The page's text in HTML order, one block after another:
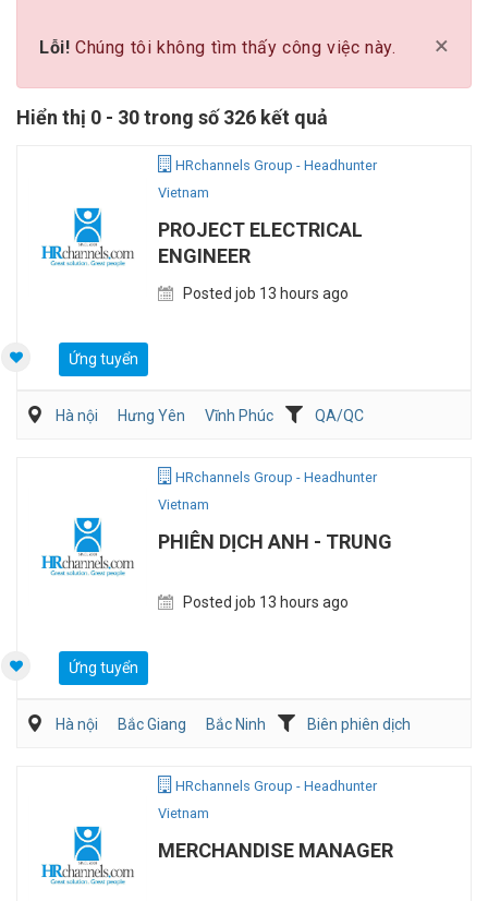
×
Lỗi! Chúng tôi không tìm thấy công việc này.
Hiển thị 0 - 30 trong số 326 kết quả
HRchannels Group - Headhunter
Vietnam
PROJECT ELECTRICAL
ENGINEER
Posted job 13 hours ago
Ứng tuyển
Hà nội Hưng Yên Vĩnh Phúc
QA/QC
HRchannels Group - Headhunter
Vietnam
PHIÊN DỊCH ANH - TRUNG
Posted job 13 hours ago
Ứng tuyển
Hà nội Bắc Giang Bắc Ninh
Biên phiên dịch
HRchannels Group - Headhunter
Vietnam
MERCHANDISE MANAGER